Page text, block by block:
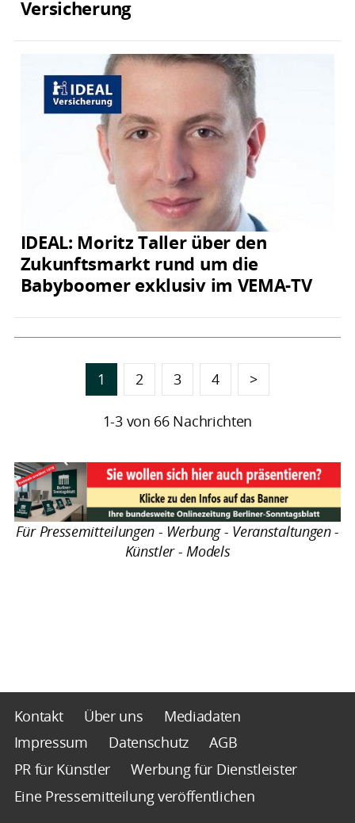
Versicherung
IDEAL: Moritz Taller über den
Zukunftsmarkt rund um die
Babyboomer exklusiv im VEMA-TV
1 2 3 4 >
1-3 von 66 Nachrichten
Für Pressemitteilungen - Werbung - Veranstaltungen -
Künstler - Models
Kontakt Über uns
Mediadaten
Impressum
Datenschutz
AGB
PR für Künstler
Werbung für Dienstleister
Eine Pressemitteilung veröffentlichen